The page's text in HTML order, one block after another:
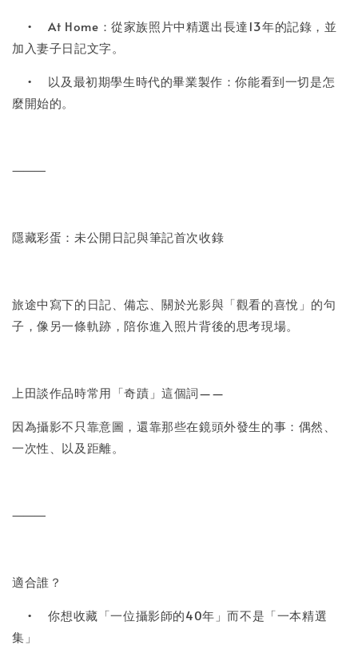
•
At Home：從家族照片中精選出長達13年的記錄，並
加入妻子日記文字。
•
以及最初期學生時代的畢業製作：你能看到一切是怎
麼開始的。
⸻
隱藏彩蛋：未公開日記與筆記首次收錄
旅途中寫下的日記、備忘、關於光影與「觀看的喜悅」的句
子，像另一條軌跡，陪你進入照片背後的思考現場。
上田談作品時常用「奇蹟」這個詞——
因為攝影不只靠意圖，還靠那些在鏡頭外發生的事：偶然、
一次性、以及距離。
⸻
適合誰？
•
你想收藏「一位攝影師的40年」而不是「一本精選
集」